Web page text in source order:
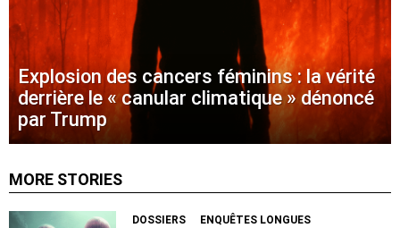
Explosion des cancers féminins : la vérité
derrière le « canular climatique » dénoncé
par Trump
MORE STORIES
DOSSIERS
ENQUÊTES LONGUES